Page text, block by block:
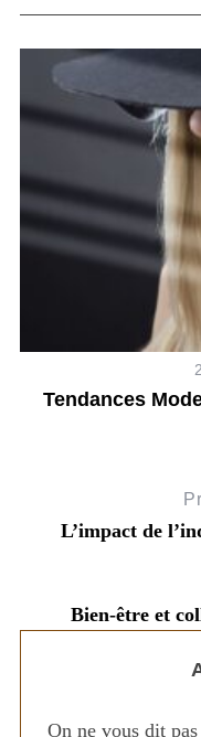
Tendances
L’impact de
Bien-être et
On ne vous dit